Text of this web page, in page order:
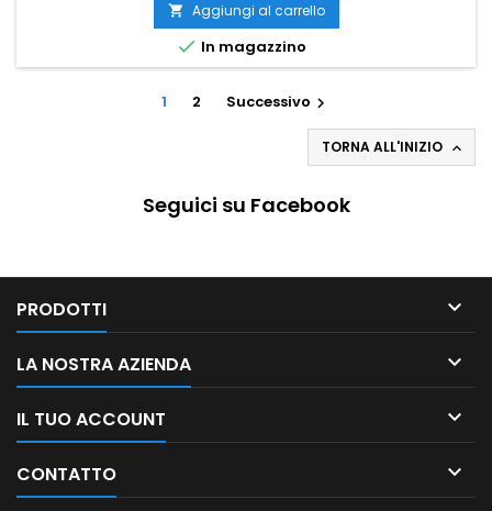
 Aggiungi al carrello
 In magazzino
1 2 Successivo 
TORNA ALL'INIZIO 
Seguici su Facebook
PRODOTTI 
LA NOSTRA AZIENDA 
IL TUO ACCOUNT 
CONTATTO 